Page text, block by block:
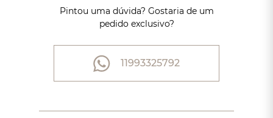
Pintou uma dúvida? Gostaria de um
pedido exclusivo?
11993325792